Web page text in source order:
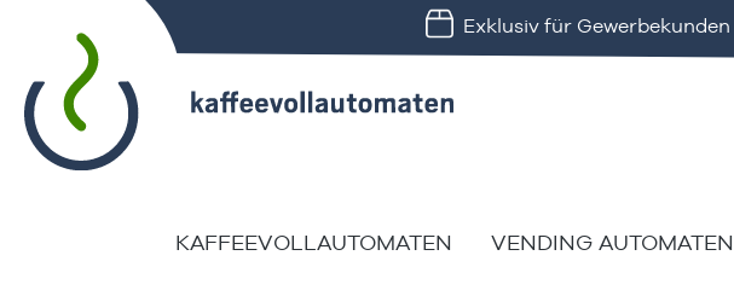
Zur Hauptnavigation springen Exklusiv für Gewerbekunden
KAFFEEVOLLAUTOMATEN VENDING AUTOMATEN